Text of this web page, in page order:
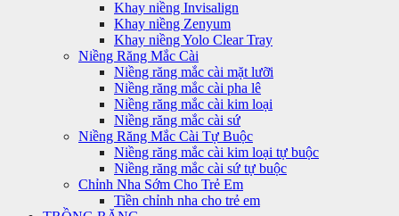
Khay niềng Invisalign
Khay niềng Zenyum
Khay niềng Yolo Clear Tray
Niềng Răng Mắc Cài
Niềng răng mắc cài mặt lưỡi
Niềng răng mắc cài pha lê
Niềng răng mắc cài kim loại
Niềng răng mắc cài sứ
Niềng Răng Mắc Cài Tự Buộc
Niềng răng mắc cài kim loại tự buộc
Niềng răng mắc cài sứ tự buộc
Chỉnh Nha Sớm Cho Trẻ Em
Tiền chỉnh nha cho trẻ em